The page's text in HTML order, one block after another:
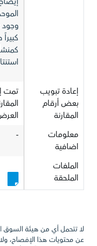
وجود
إعادة تبويب
بعض أرقام
المقارنة
تمت
معلومات
اضافية
-
الملفات
الملحقة
لا تتحمل أي من هيئة السوق
عن محتويات هذا الإفصاح،